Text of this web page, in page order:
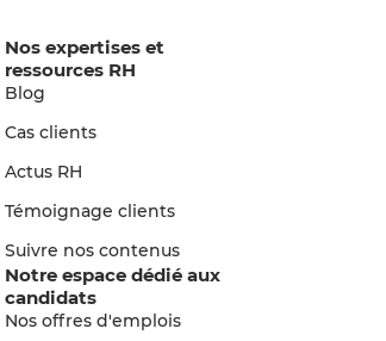
Nos expertises et
ressources RH
Blog
Cas clients
Actus RH
Témoignage clients
Suivre nos contenus
Notre espace dédié aux
candidats
Nos offres d'emplois